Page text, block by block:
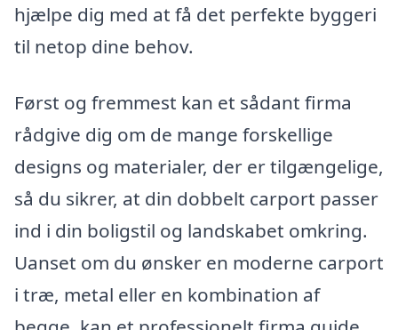
hjælpe dig med at få det perfekte byggeri
til netop dine behov.
Først og fremmest kan et sådant firma
rådgive dig om de mange forskellige
designs og materialer, der er tilgængelige,
så du sikrer, at din dobbelt carport passer
ind i din boligstil og landskabet omkring.
Uanset om du ønsker en moderne carport
i træ, metal eller en kombination af